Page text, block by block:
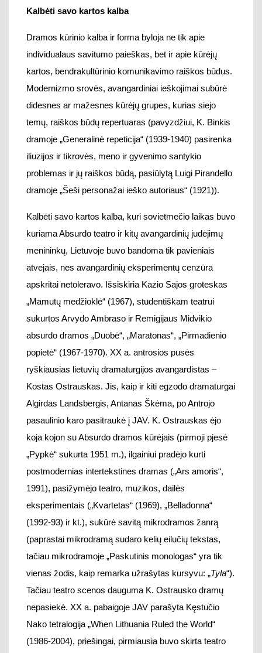
dramoje „Generalinė repeticija“ (1939-1940)
iliuzijos ir tikrovės, meno ir gyvenimo santykio
problemas ir jų raiškos būdą, pasiūlytą
Luigi Pirandello
dramoje „Šeši personažai ieško autoriaus“ (1921))
Kalbėti savo kartos kalba, kuri sovietmečio laikas buvo
kuriama Absurdo teatroir kitų avangardinių judėjimų
menininkų,Lietuvoje buvo bandoma tik pavieniais
atvejais, nes avangardiniųeksperimentų cenzūra
apskritai netoleravo.Išsiskiria Kazio Sajosgroteskas
„Mamutų medžioklė“(1967), studentiškam teatrui
sukurtosArvydoAmbraso ir Remigijaus Midvikio
absurdo dramos „Duobė“, „Maratonas“, „Pirmadienio
popietė“
(19 -1970 . XX a. antrosios pusės
ryškiausias lietuvių dramat urgijos avangardistas
Kos
tas Ostrauskas. Jis, kaip ir kiti egzodo dramaturgai
Algirdas
Landsbergis, Antanas Škėma, po
ntrojo
pasaulinio karo pasitraukė į JAV. K. Ostrauskas
ėjo
koja kojon su Absurdo dramos kūrėjais (pirmoji pjesė
„Pypkė“ sukurta 1951 m.), ilgainiui pradėjo kurti
postmodernias intertekstines dramas („Ars amoris“
1991 ), pasižymėjo teatro, muzikos, dailės
eksperimentais („Kvartetas“ (1969) adon
(1992-93)
ir kt.) , sukūrė savitą mikrodramos žanr
paprastai mikrodramą sudaro kelių eilučių tekstas,
tačiau
mikrodramoje „Paskutinis monologas“ yra tik
vienasžodis, kaip remarka užrašytas kursyvu: „
Tačiau teatro scenos dauguma K. Ostrausko dramų
nepasiekė.X X a. pabaigoje JAV parašyta
Nako
tetralogija „ When Lithuania Ruled the World
(1986-2004) , priešingai, pirmiausia buvo skirta
vaid
inimui.
Draminis tekstas kurtas labai gerai žinant
kultūrinį kontekstą ir publikos lūkesčius, kuriuos
formavo Niujorko
„Off-Off-Broadway“ judėjimas,
avangardiniai spektakliai, performansai. Žvelgiant į
platesnį kultūrinį kontekstą – K. Nakotragifarsasyra
avangardinis kūrinys,
susijęs su tradicija, kuriai
priklauso irAlf redo Jarry farsas
„Karalius Juoba“ („Ubu